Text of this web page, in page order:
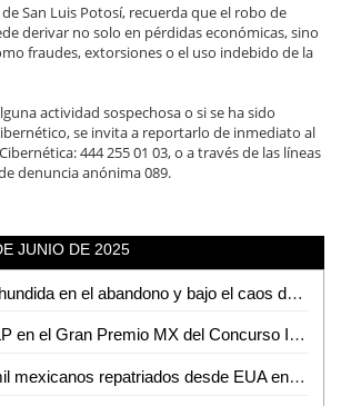
San Luis Potosí, recuerda que el robo de
derivar no solo en pérdidas económicas, sino
fraudes, extorsiones o el uso indebido de la
actividad sospechosa o si se ha sido
se invita a reportarlo de inmediato al
444 255 01 03, o a través de las líneas
denuncia anónima 089.
JUNIO DE 2025
San Luis Capital hundida en el abandono y bajo el caos de inseguridad, denuncia David Azuara
Destaca la UASLP en el Gran Premio MX del Concurso Internacional de Programación Universitaria 2025
Suman casi 60 mil mexicanos repatriados desde EUA en lo que va de 2025